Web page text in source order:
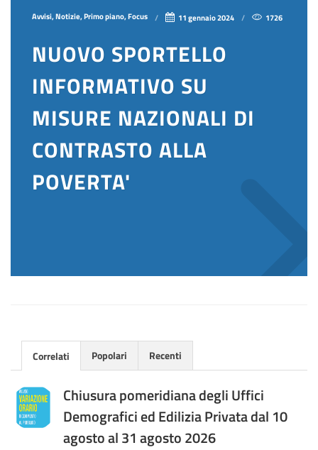
Avvisi, Notizie, Primo piano, Focus 11 gennaio 2024 1726
NUOVO SPORTELLO
INFORMATIVO SU
MISURE NAZIONALI DI
CONTRASTO ALLA
POVERTA'
Correlati Popolari Recenti
Chiusura pomeridiana degli Uffici
Demografici ed Edilizia Privata dal 10
agosto al 31 agosto 2026